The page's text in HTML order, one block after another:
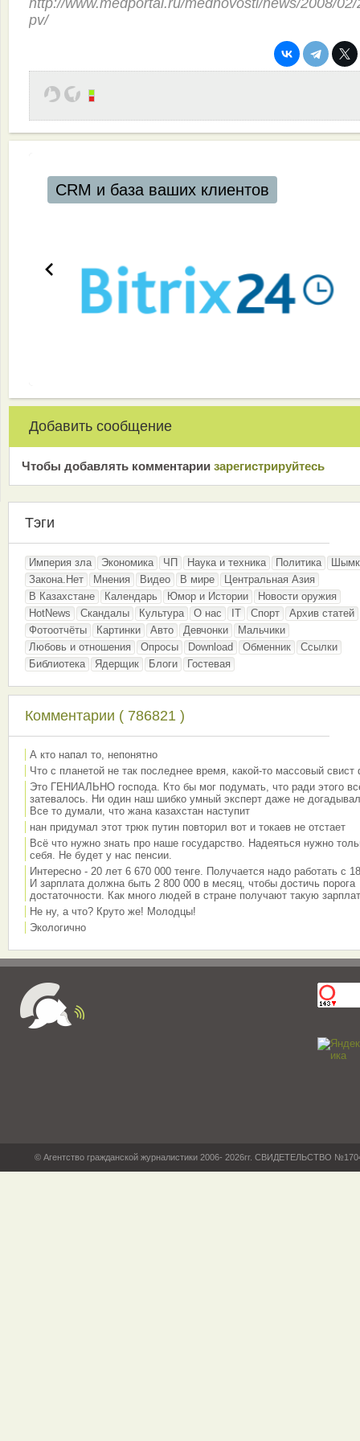
http://www.medportal.ru/mednovosti/news/2008/02/
pv/
CRM и база ваших клиентов
Добавить сообщение
Чтобы добавлять комментарии зарeгиcтрирyйтeсь
Тэги
Империя зла Экономика ЧП Наука и техника Политика
Закона.Нет
Мнения Видео В мире
Центральная Азия
В Казахстане
Календарь Юмор и Истории
Новости оружия
HotNews
Скандалы Культура О нас IT Спорт
Архив статей
Фотоотчёты
Картинки Авто Девчонки
Мальчики
Любовь и отношения
Опросы Download Обменник
Ссылки
Библиотека
Ядерщик Блоги Гостевая
Комментарии ( 786821 )
А кто напал то, непонятно
Что с планетой не так последнее время, какой-то массовый свист
Это ГЕНИАЛЬНО господа. Кто бы мог подумать, что ради этого
затевалось. Ни один наш шибко умный эксперт даже не
Все то думали, что жана казахстан наступит
нан придумал этот трюк путин повторил вот и токаев не отстает
Всё что нужно знать про наше государство. Надеяться нужно
себя. Не будет у нас пенсии.
Интересно - 20 лет 6 670 000 тенге. Получается надо работать с
И зарплата должна быть 2 800 000 в месяц, чтобы достичь порога
достаточности. Как много людей в стране получают такую
Не ну, а что? Круто же! Молодцы!
Экологично
© Агентство гражданской журналистики 2006- 2026гг. СВИДЕТЕЛЬСТВО